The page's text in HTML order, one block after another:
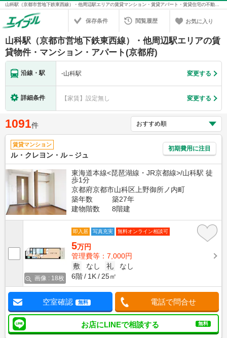
山科駅（京都市営地下鉄東西線）・他周辺駅エリアの賃貸マンション・賃貸アパート・賃貸住宅の不動産情報を検索！不動産賃貸の物件探しは、お部屋探しのエイブル
保存条件 閲覧履歴 お気に入り
山科駅（京都市営地下鉄東西線）・他周辺駅エリアの賃
貸物件・マンション・アパート(京都府)
沿線・駅 -山科駅 変更する
詳細条件 【家賃】設定無し 変更する
1091件
賃貸マンション
ル・クレヨン・ル－ジュ
初期費用に注目
東海道本線<琵琶湖線・JR京都線>/山科駅 徒
歩1分
京都府京都市山科区上野御所ノ内町
築年数
築27年
建物階数
8階建
画像 : 18枚
即入居 写真充実 無料オンライン相談可
5万円
管理費等：7,000円
敷
なし 礼
なし
6階
1K 25㎡
空室確認 無料 電話で問合せ
お店にLINEで相談する 無料